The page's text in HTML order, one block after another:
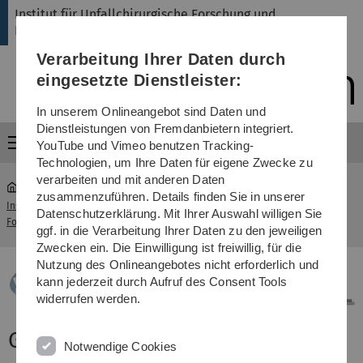
Direkt
Direkt
Direkt
(Sprache,
Drucken,
Media)
Direkt
Direkt
Institut für Unfallchirurgische Forschung und
Biomechanik
Menü
Institut für Unfallchirurgische
Forschung und Biomechanik
... Gelenkbiomechanik
Gelenkbiomechanik
Verarbeitung Ihrer Daten durch
eingesetzte Dienstleister:
In unserem Onlineangebot sind Daten und
Dienstleistungen von Fremdanbietern integriert.
YouTube und Vimeo benutzen Tracking-
Technologien, um Ihre Daten für eigene Zwecke zu
verarbeiten und mit anderen Daten
zusammenzuführen. Details finden Sie in unserer
Datenschutzerklärung. Mit Ihrer Auswahl willigen Sie
ggf. in die Verarbeitung Ihrer Daten zu den jeweiligen
Zwecken ein. Die Einwilligung ist freiwillig, für die
Nutzung des Onlineangebotes nicht erforderlich und
kann jederzeit durch Aufruf des Consent Tools
widerrufen werden.
Notwendige Cookies